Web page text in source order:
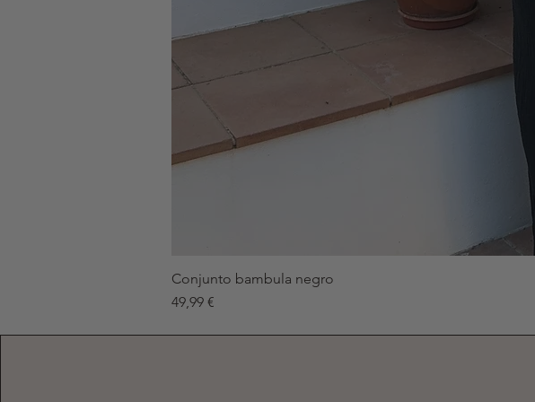
Conjunto bambula negro
Precio
49,99 €